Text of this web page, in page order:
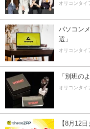
オリコンタイ
パソコン
選」
オリコンタイ
「別班の
オリコンタイ
【8月12